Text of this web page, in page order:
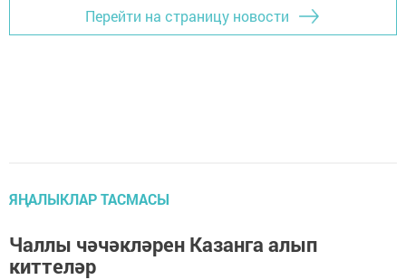
Перейти на страницу новости
ЯҢАЛЫКЛАР ТАСМАСЫ
Чаллы чәчәкләрен Казанга алып
киттеләр